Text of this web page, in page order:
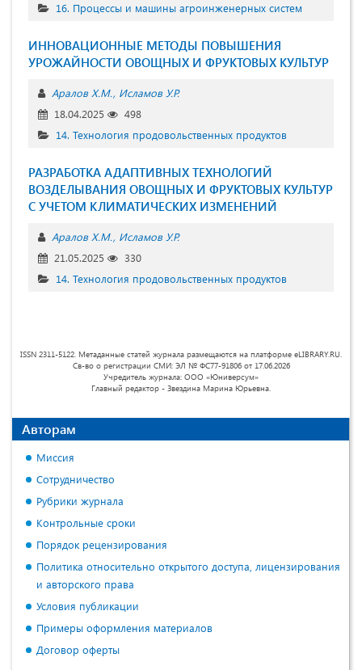
16. Процессы и машины агроинженерных систем
ИННОВАЦИОННЫЕ МЕТОДЫ ПОВЫШЕНИЯ
УРОЖАЙНОСТИ ОВОЩНЫХ И ФРУКТОВЫХ КУЛЬТУР
Аралов Х.М. Исламов У.Р.
18.04.2025
498
14. Технология продовольственных продуктов
РАЗРАБОТКА АДАПТИВНЫХ ТЕХНОЛОГИЙ
ВОЗДЕЛЫВАНИЯ ОВОЩНЫХ И ФРУКТОВЫХ КУЛЬТУР
С УЧЕТОМ КЛИМАТИЧЕСКИХ ИЗМЕНЕНИЙ
Аралов Х.М. Исламов У.Р.
21.05.2025
330
14. Технология продовольственных продуктов
ISSN 2311-5122. Метаданные статей журнала размещаются на платформе eLIBRARY.RU.
Св-во о регистрации СМИ: ЭЛ № ФС77-91806 от 17.06.2026
Учредитель журнала: ООО «Юниверсум»
Главный редактор - Звездина Марина Юрьевна.
Авторам
Миссия
Сотрудничество
Рубрики журнала
Контрольные сроки
Порядок рецензирования
Политика относительно открытого доступа, лицензирования
и авторского права
Условия публикации
Примеры оформления материалов
Договор оферты